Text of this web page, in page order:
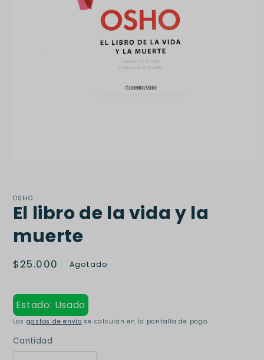
1
en
una
modal
OSHO
El libro de la vida y la
muerte
Precio
$25.000 Agotado
Estado: Usado
Los gastos de envío se calculan en la pantalla de pago.
Cantidad